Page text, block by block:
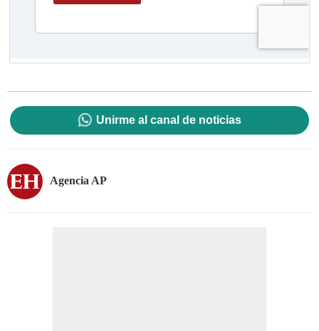
Unirme al canal de noticias
Agencia AP